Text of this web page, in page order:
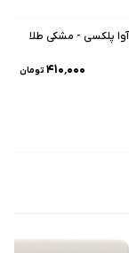
پلکسی - مشکی طلا
۴۱۰٬۰۰۰ تومان